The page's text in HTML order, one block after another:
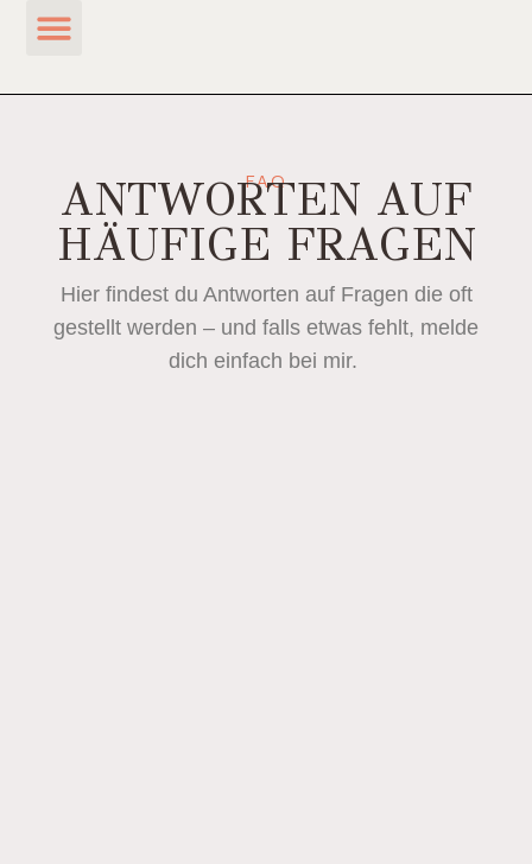
FAQ
ANTWORTEN AUF
HÄUFIGE FRAGEN
Hier findest du Antworten auf Fragen die oft
gestellt werden – und falls etwas fehlt, melde
dich einfach bei mir.